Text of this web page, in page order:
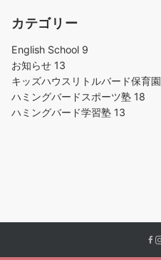
カテゴリー
English School 9
お知らせ 13
キッズハウスリトルバード保育園
ハミングバードスポーツ塾 18
ハミングバード学習塾 13